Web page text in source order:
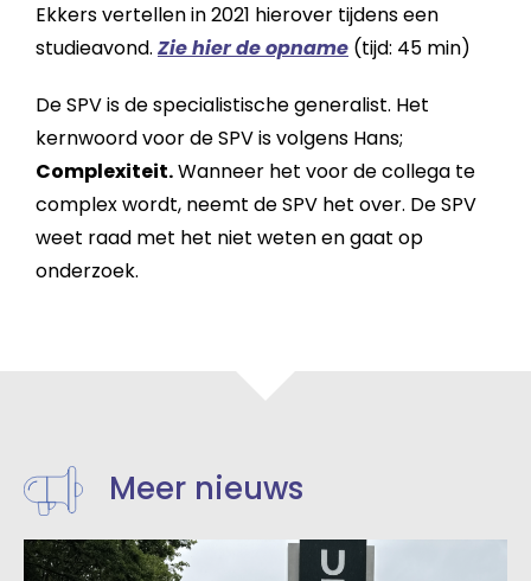
Ekkers vertellen in 2021 hierover tijdens een
studieavond. Zie hier de opname (tijd: 45 min)
De SPV is de specialistische generalist. Het
kernwoord voor de SPV is volgens Hans;
Complexiteit.Wanneer het voor de collega te
complex wordt, neemt de SPV het over. De SPV
weet raad met het niet weten en gaat op
onderzoek.
Meer nieuws